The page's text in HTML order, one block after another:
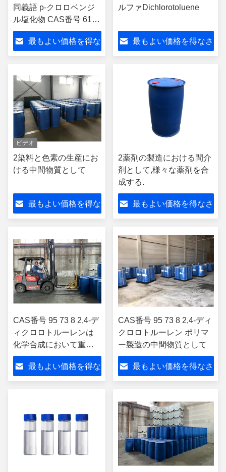
同義語 p-クロロベンジ
ル塩化物 CAS番号 611-
19-8 染料や農薬の生産
のための重要な中間化
学物質
最もよい価格を得な
ルファDichlorotoluene
最もよい価格を得なさ
ビデオ
2染料と色素の生産にお
ける中間物質として
最もよい価格を得な
2薬剤の製造における間介
剤として,様々な薬剤を合
成する.
最もよい価格を得なさ
CAS番号 95 73 8 2,4-デ
ィクロロトルーレンは
化学合成において重要
な役割を果たします
最もよい価格を得な
CAS番号 95 73 8 2,4-ディ
クロロトルーレン ポリマ
ー製造の中間物質として
最もよい価格を得なさ